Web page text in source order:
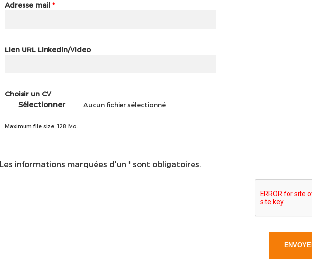
Adresse mail *
Lien URL Linkedin/Video
Choisir un CV
Sélectionner Aucun fichier sélectionné
Maximum file size: 128 Mo.
Les informations marquées d'un * sont obligatoires.